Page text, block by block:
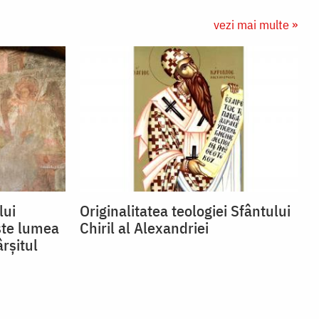
vezi mai multe »
lumea
Originalitatea teologiei Sfântului
Chiril al Alexandriei